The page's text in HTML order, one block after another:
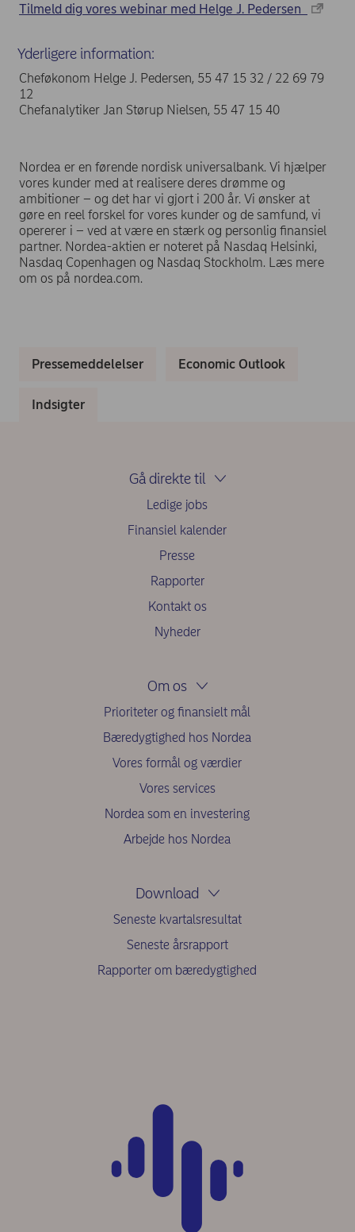
Tilmeld dig vores webinar med Helge J. Pedersen
Yderligere information:
Cheføkonom Helge J. Pedersen, 55 47 15 32 / 22 69 79
12
Chefanalytiker Jan Størup Nielsen, 55 47 15 40
Nordea er en førende nordisk universalbank. Vi hjælper
vores kunder med at realisere deres drømme og
ambitioner – og det har vi gjort i 200 år. Vi ønsker at
gøre en reel forskel for vores kunder og de samfund, vi
opererer i – ved at være en stærk og personlig finansiel
partner. Nordea-aktien er noteret på Nasdaq Helsinki,
Nasdaq Copenhagen og Nasdaq Stockholm. Læs mere
om os på nordea.com.
Pressemeddelelser Economic Outlook
Indsigter
Gå direkte til
Ledige jobs
Finansiel kalender
Presse
Rapporter
Kontakt os
Nyheder
Om os
Prioriteter og finansielt mål
Bæredygtighed hos Nordea
Vores formål og værdier
Vores services
Nordea som en investering
Arbejde hos Nordea
Download
Seneste kvartalsresultat
Seneste årsrapport
Rapporter om bæredygtighed